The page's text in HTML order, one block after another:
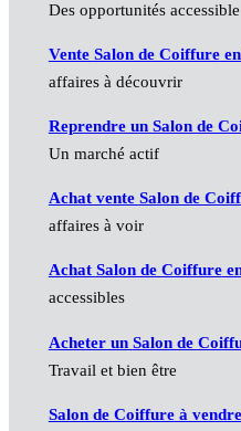
Des opportunités accessible
Vente Salon de Coiffureen
affaires à découvrir
Reprendre un Salon de
Un marché actif
Achat vente Salon de
affaires à voir
Achat Salon de Coiffure
accessibles
Acheter un Salon de
Travail et bien être
Salon de Coiffureà